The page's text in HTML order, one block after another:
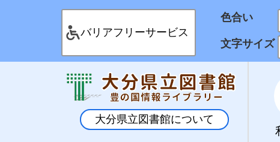
バリアフリーサービス
色合い
文字サイズ
大分県立図書館について